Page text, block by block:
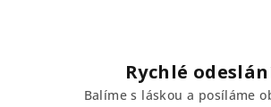
Rychlé
Balíme s láskou a posíláme